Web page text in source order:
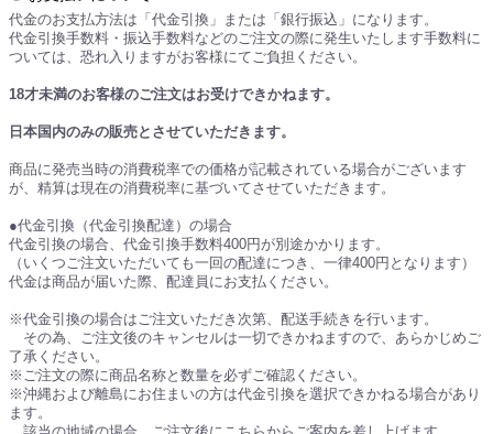
代金のお支払方法は「代金引換」または「銀行振込」になります。
代金引換手数料・振込手数料などのご注文の際に発生いたします手数料に
ついては、恐れ入りますがお客様にてご負担ください。
18才未満のお客様のご注文はお受けできかねます。
日本国内のみの販売とさせていただきます。
商品に発売当時の消費税率での価格が記載されている場合がございます
が、精算は現在の消費税率に基づいてさせていただきます。
●代金引換（代金引換配達）の場合
代金引換の場合、代金引換手数料400円が別途かかります。
（いくつご注文いただいても一回の配達につき、一律400円となります）
代金は商品が届いた際、配達員にお支払ください。
※代金引換の場合はご注文いただき次第、配送手続きを行います。
その為、ご注文後のキャンセルは一切できかねますので、あらかじめご
了承ください。
※ご注文の際に商品名称と数量を必ずご確認ください。
※沖縄および離島にお住まいの方は代金引換を選択できかねる場合があり
ます。